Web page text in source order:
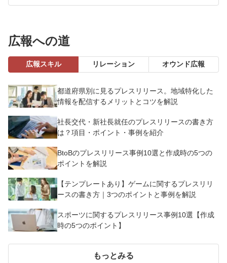
広報への道
広報スキル リレーション オウンド広報
都道府県別に見るプレスリリース。地域特化した
情報を配信するメリットとコツを解説
社長交代・新社長就任のプレスリリースの書き方
は？項目・ポイント・事例を紹介
BtoBのプレスリリース事例10選と作成時の5つの
ポイントを解説
【テンプレートあり】ゲームに関するプレスリリ
ースの書き方｜3つのポイントと事例を解説
スポーツに関するプレスリリース事例10選【作成
時の5つのポイント】
もっとみる